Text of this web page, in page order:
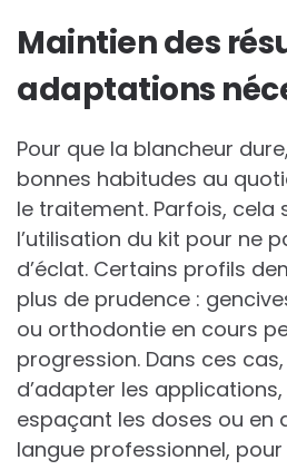
Maintien des
adaptations
Pour que la blancheur
bonnes habitudes au
le traitement. Parfois, cela
l’utilisation du kit pour ne
d’éclat. Certains profils
plus de prudence :
ou orthodontie en cours
progression. Dans ces cas,
d’adapter les
espaçant les doses ou
langue professionnel,